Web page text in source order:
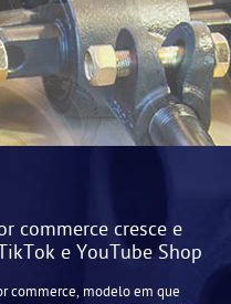
commerce cresce e
e YouTube Shop
commerce, modelo em que